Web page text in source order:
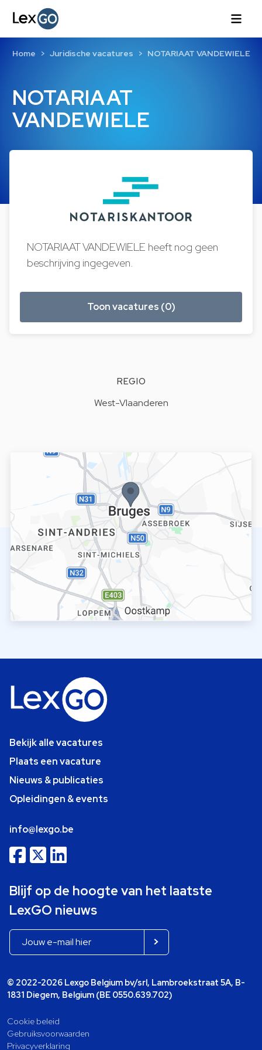
NOTARIAAT
VANDEWIELE
Home Juridische vacatures NOTARIAAT VANDEWIELE
NOTARIAAT VANDEWIELE heeft nog geen
beschrijving ingegeven.
Toon vacatures (0)
REGIO
West-Vlaanderen
Bekijk alle vacatures
Plaats een vacature
Nieuws & publicaties
Opleidingen & events
info@lexgo.be
Blijf op de hoogte van het laatste
LexGO nieuws
© 2022-2026 Lexgo Belgium bv/srl, Lambroekstraat 5A, B-
1831 Diegem, Belgium (BE 0550.639.702)
Cookie beleid
Gebruiksvoorwaarden
Privacyverklaring